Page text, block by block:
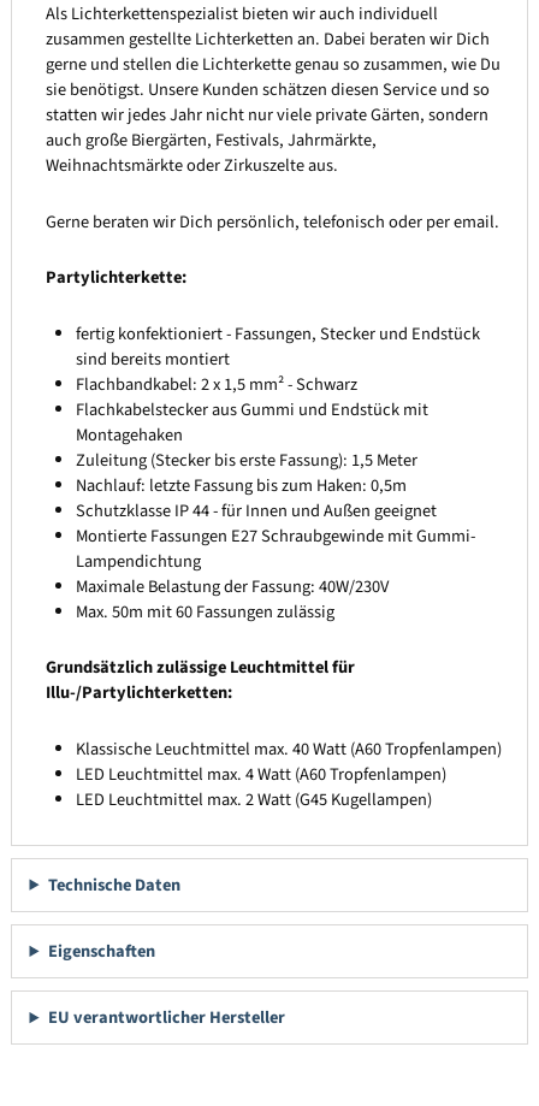
Als Lichterkettenspezialist bieten wir auch individuell
zusammen gestellte Lichterketten an. Dabei beraten wir Dich
gerne und stellen die Lichterkette genau so zusammen, wie Du
sie benötigst. Unsere Kunden schätzen diesen Service und so
statten wir jedes Jahr nicht nur viele private Gärten, sondern
auch große Biergärten, Festivals, Jahrmärkte,
Weihnachtsmärkte oder Zirkuszelte aus.
Gerne beraten wir Dich persönlich, telefonisch oder per email.
Partylichterkette:
fertig konfektioniert - Fassungen, Stecker und Endstück
sind bereits montiert
Flachbandkabel: 2 x 1,5 mm² - Schwarz
Flachkabelstecker aus Gummi und Endstück mit
Montagehaken
Zuleitung (Stecker bis erste Fassung): 1,5 Meter
Nachlauf: letzte Fassung bis zum Haken: 0,5m
Schutzklasse IP 44 - für Innen und Außen geeignet
Montierte Fassungen E27 Schraubgewinde mit Gummi-
Lampendichtung
Maximale Belastung der Fassung: 40W/230V
Max. 50m mit 60 Fassungen zulässig
Grundsätzlich zulässige Leuchtmittel für
Illu-/Partylichterketten:
Klassische Leuchtmittel max. 40 Watt (A60 Tropfenlampen)
LED Leuchtmittel max. 4 Watt (A60 Tropfenlampen)
LED Leuchtmittel max. 2 Watt (G45 Kugellampen)
Technische Daten
Eigenschaften
EU verantwortlicher Hersteller